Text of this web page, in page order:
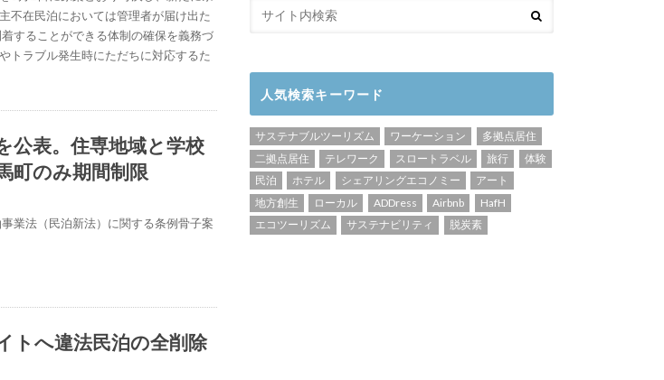
不在民泊においては管理者が届け出た
することができる体制の確保を義務づ
トラブル発生時にただちに対応するた
公表。住専地域と学校
町のみ期間制限
業法（民泊新法）に関する条例骨子案
トへ違法民泊の全削除
人気検索キーワード
サステナブルツーリズム ワーケーション
多拠点居住
二拠点居住
テレワーク スロートラベル 旅行
体験
民泊
ホテル シェアリングエコノミー
アート
地方創生
ローカル ADDress Airbnb
HafH
エコツーリズム
サステナビリティ 脱炭素